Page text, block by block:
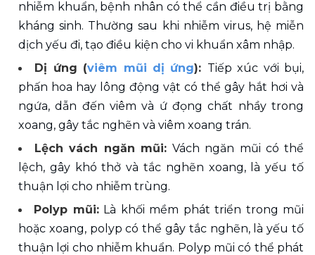
nhiễm khuẩn, bệnh nhân có thể cần điều trị bằng
kháng sinh. Thường sau khi nhiễm virus, hệ miễn
dịch yếu đi, tạo điều kiện cho vi khuẩn xâm nhập.
Dị ứng (viêm mũi dị ứng): Tiếp xúc với bụi,
phấn hoa hay lông động vật có thể gây hắt hơi và
ngứa, dẫn đến viêm và ứ đọng chất nhầy trong
xoang, gây tắc nghẽn và viêm xoang trán.
Lệch vách ngăn mũi: Vách ngăn mũi có thể
lệch, gây khó thở và tắc nghẽn xoang, là yếu tố
thuận lợi cho nhiễm trùng.
Polyp mũi: Là khối mềm phát triển trong mũi
hoặc xoang, polyp có thể gây tắc nghẽn, là yếu tố
thuận lợi cho nhiễm khuẩn. Polyp mũi có thể phát